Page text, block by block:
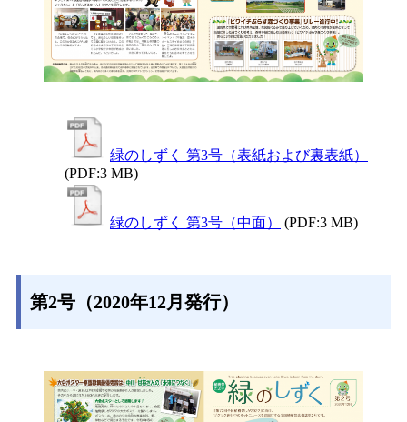
緑のしずく 第3号（表紙および裏表紙）
(PDF:3 MB)
緑のしずく 第3号（中面） (PDF:3 MB)
第2号（2020年12月発行）